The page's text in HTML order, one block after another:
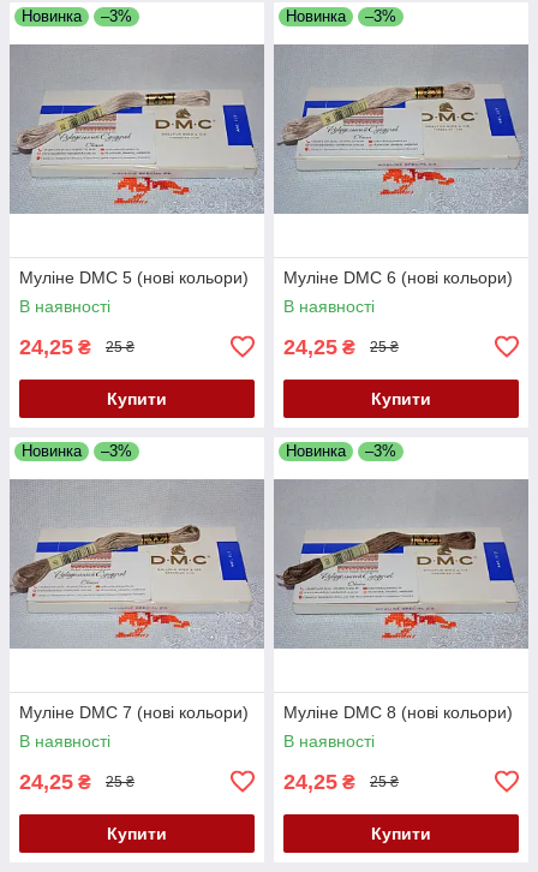
Новинка –3%
Муліне DMC 5 (нові кольори)
В наявності
24,25 ₴ 25 ₴
Купити
Новинка –3%
Муліне DMC 6 (нові кольори)
В наявності
24,25 ₴ 25 ₴
Купити
Новинка –3%
Муліне DMC 7 (нові кольори)
В наявності
24,25 ₴ 25 ₴
Купити
Новинка –3%
Муліне DMC 8 (нові кольори)
В наявності
24,25 ₴ 25 ₴
Купити